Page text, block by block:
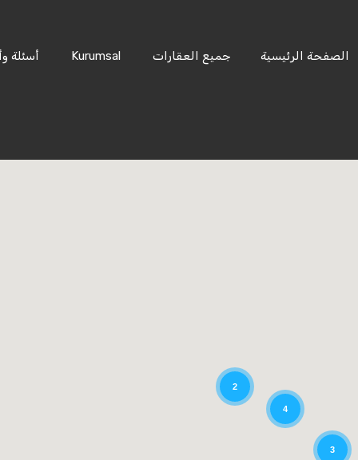
الصفحة الرئيسية جميع العقارات Kurumsal أسئلة
2
3
4